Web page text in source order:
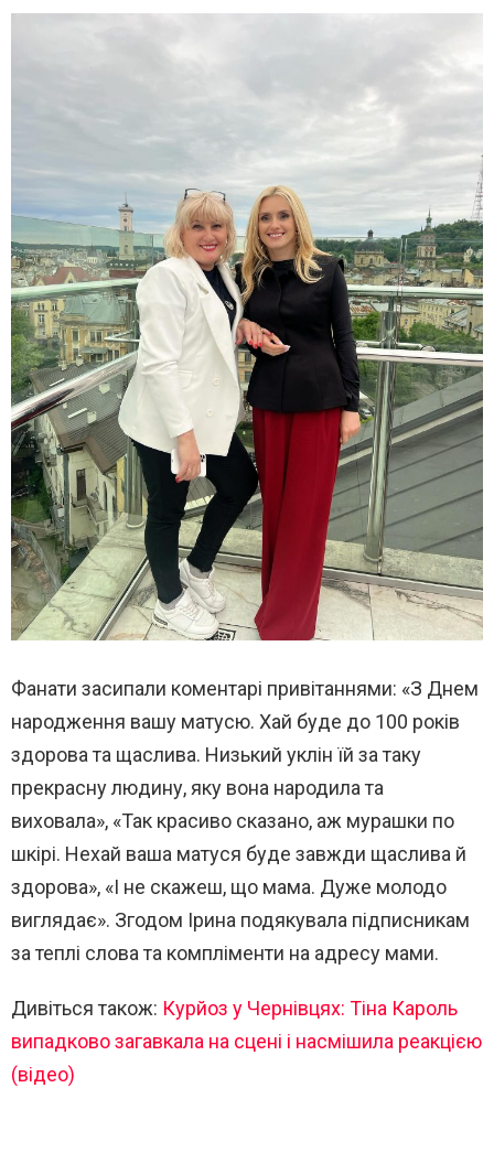
Фанати засипали коментарі привітаннями: «З Днем
народження вашу матусю. Хай буде до 100 років
здорова та щаслива. Низький уклін їй за таку
прекрасну людину, яку вона народила та
виховала», «Так красиво сказано, аж мурашки по
шкірі. Нехай ваша матуся буде завжди щаслива й
здорова», «І не скажеш, що мама. Дуже молодо
виглядає». Згодом Ірина подякувала підписникам
за теплі слова та компліменти на адресу мами.
Дивіться також: Курйоз у Чернівцях: Тіна Кароль
випадково загавкала на сцені і насмішила реакцією
(відео)